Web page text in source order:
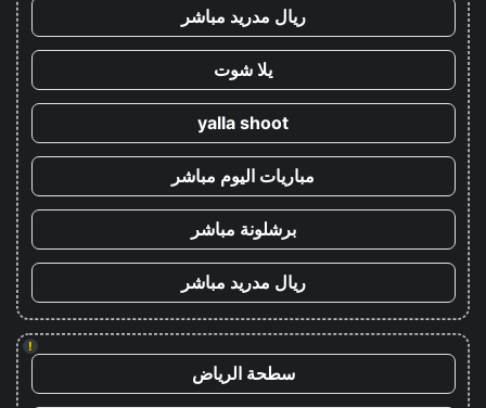
ريال مدريد مباشر
يلا شوت
yalla shoot
مباريات اليوم مباشر
برشلونة مباشر
ريال مدريد مباشر
!
سطحة الرياض